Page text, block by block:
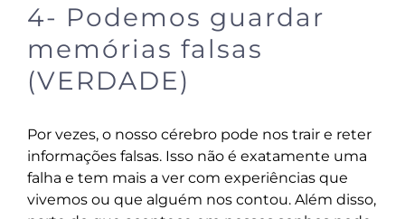
4- Podemos guardar
memórias falsas
(VERDADE)
Por vezes, o nosso cérebro pode nos trair e reter
informações falsas. Isso não é exatamente uma
falha e tem mais a ver com experiências que
vivemos ou que alguém nos contou. Além disso,